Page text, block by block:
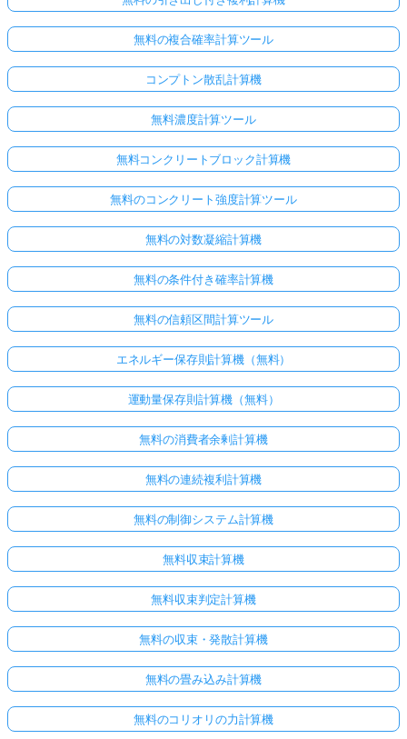
無料の複合確率計算ツール
コンプトン散乱計算機
無料濃度計算ツール
無料コンクリートブロック計算機
無料のコンクリート強度計算ツール
無料の対数凝縮計算機
無料の条件付き確率計算機
無料の信頼区間計算ツール
エネルギー保存則計算機（無料）
運動量保存則計算機（無料）
無料の消費者余剰計算機
無料の連続複利計算機
無料の制御システム計算機
無料収束計算機
無料収束判定計算機
無料の収束・発散計算機
無料の畳み込み計算機
無料のコリオリの力計算機